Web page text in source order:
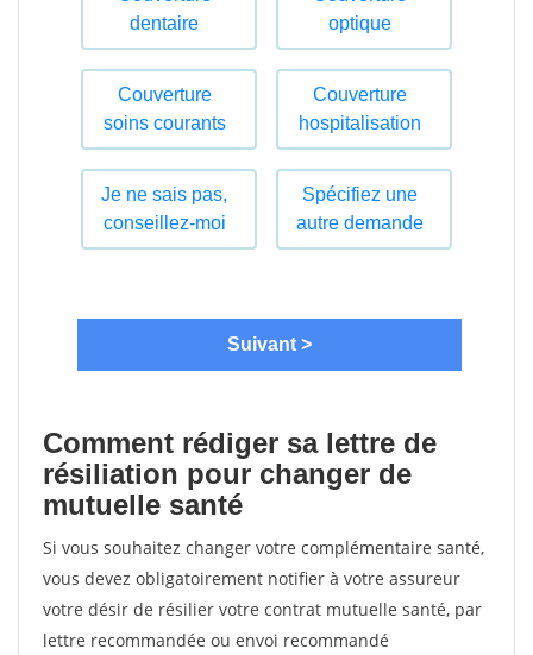
Comment rédiger sa lettre de
résiliation pour changer de
mutuelle santé
Si vous souhaitez changer votre complémentaire santé,
vous devez obligatoirement notifier à votre assureur
votre désir de résilier votre contrat mutuelle santé, par
lettre recommandée ou envoi recommandé